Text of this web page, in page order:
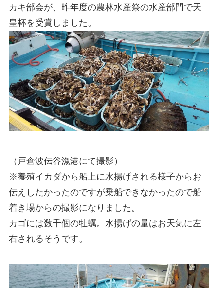
カキ部会が、昨年度の農林水産祭の水産部門で天
皇杯を受賞しました。
（戸倉波伝谷漁港にて撮影）
※養殖イカダから船上に水揚げされる様子からお
伝えしたかったのですが乗船できなかったので船
着き場からの撮影になりました。
カゴには数千個の牡蠣。水揚げの量はお天気に左
右されるそうです。